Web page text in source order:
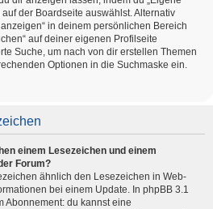
der Boardseite auswählst. Alternativ
in deinem persönlichen Bereich
auf deiner eigenen Profilseite
Suche, um nach von dir erstellen Themen
Optionen in die Suchmaske ein.
einem Lesezeichen und einem
Forum?
ähnlich den Lesezeichen in Web-
bei einem Update. In phpBB 3.1
Abonnement: du kannst eine